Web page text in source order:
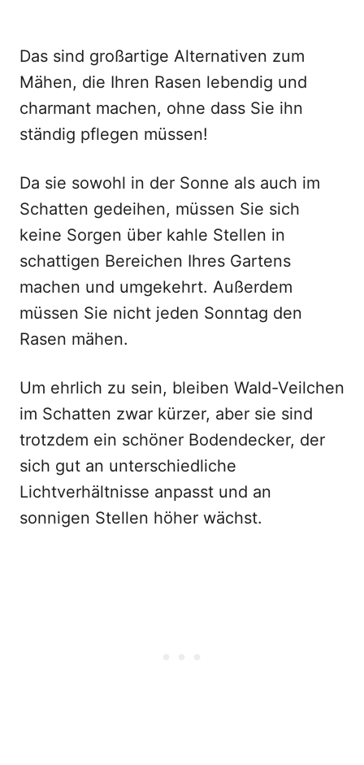
Das sind großartige Alternativen zum
Mähen, die Ihren Rasen lebendig und
charmant machen, ohne dass Sie ihn
ständig pflegen müssen!
Da sie sowohl in der Sonne als auch im
Schatten gedeihen, müssen Sie sich
keine Sorgen über kahle Stellen in
schattigen Bereichen Ihres Gartens
machen und umgekehrt. Außerdem
müssen Sie nicht jeden Sonntag den
Rasen mähen.
Um ehrlich zu sein, bleiben Wald-Veilchen
im Schatten zwar kürzer, aber sie sind
trotzdem ein schöner Bodendecker, der
sich gut an unterschiedliche
Lichtverhältnisse anpasst und an
sonnigen Stellen höher wächst.